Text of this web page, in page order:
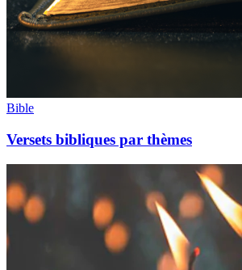
Bible
Versets bibliques par thèmes